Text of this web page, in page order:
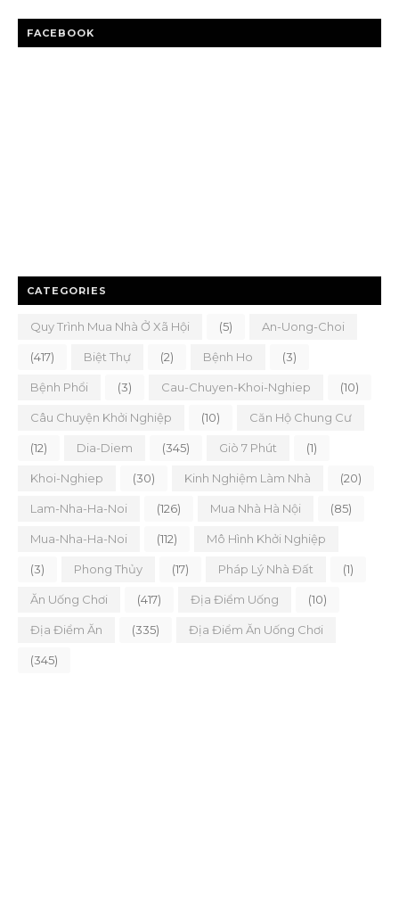
FACEBOOK
CATEGORIES
Quy Trình Mua Nhà Ở Xã Hội (5) An-Uong-Choi
(417) Biệt Thự (2) Bệnh Ho (3)
Bệnh Phổi (3) Cau-Chuyen-Khoi-Nghiep (10)
Câu Chuyện Khởi Nghiệp (10) Căn Hộ Chung Cư
(12) Dia-Diem (345) Giò 7 Phút (1)
Khoi-Nghiep (30) Kinh Nghiệm Làm Nhà (20)
Lam-Nha-Ha-Noi (126) Mua Nhà Hà Nội (85)
Mua-Nha-Ha-Noi (112) Mô Hình Khởi Nghiệp
(3) Phong Thủy (17) Pháp Lý Nhà Đất (1)
Ăn Uống Chơi (417) Địa Điểm Uống (10)
Địa Điểm Ăn (335) Địa Điểm Ăn Uống Chơi
(345)